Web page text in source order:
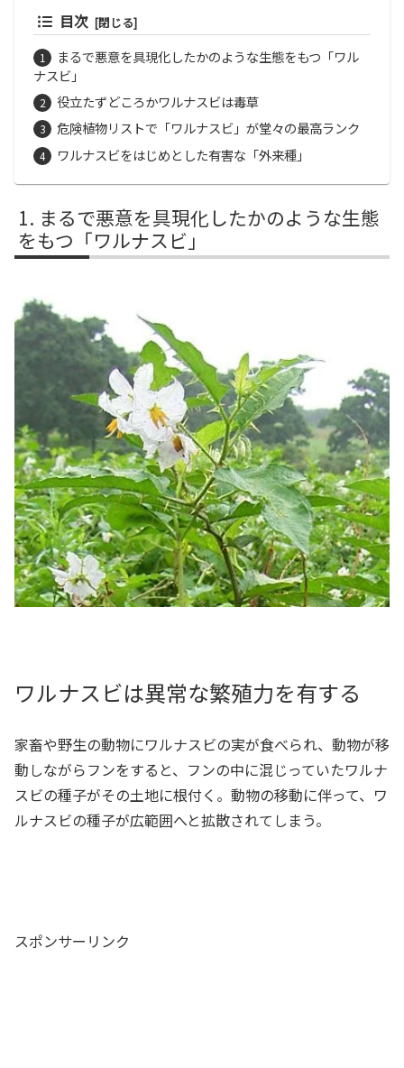
目次
まるで悪意を具現化したかのような生態をもつ「ワル
ナスビ」
役立たずどころかワルナスビは毒草
危険植物リストで「ワルナスビ」が堂々の最高ランク
ワルナスビをはじめとした有害な「外来種」
まるで悪意を具現化したかのような生態
をもつ「ワルナスビ」
ワルナスビは異常な繁殖力を有する
家畜や野生の動物にワルナスビの実が食べられ、動物が移
動しながらフンをすると、フンの中に混じっていたワルナ
スビの種子がその土地に根付く。動物の移動に伴って、ワ
ルナスビの種子が広範囲へと拡散されてしまう。
スポンサーリンク